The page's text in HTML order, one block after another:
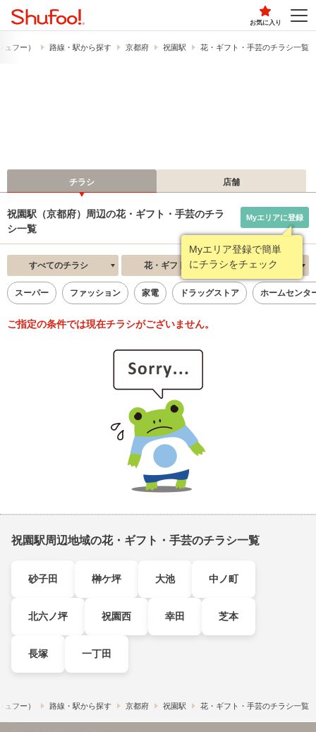
お気に入り
フー） 路線・駅から探す 京都府 祝園駅 花・ギフト・手芸のチラシ一覧
チラシ 店舗
祝園駅（京都府）周辺の花・ギフト・手芸のチラ
シ一覧
Myエリア登録で簡単
にチラシをチェック
Myエリアに登録
すべてのチラシ 花・ギフト・手芸 新着順
スーパー ファッション 家電 ドラッグストア ホームセンタ
ご指定の条件では現在チラシがございません。
祝園駅周辺地域の花・ギフト・手芸のチラシ一覧
砂子田 榊ケ坪 大池 中ノ町
北六ノ坪 祝園西 幸田 芝本
長塚 一丁田
フー） 路線・駅から探す 京都府 祝園駅 花・ギフト・手芸のチラシ一覧